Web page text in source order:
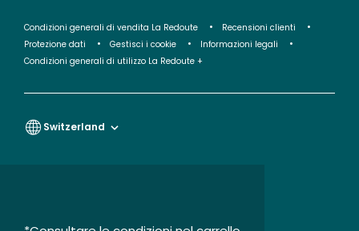
Condizioni generali di vendita La Redoute
Recensioni clienti
Protezione dati
Gestisci i cookie
Informazioni legali
Condizioni generali di utilizzo La Redoute +
Switzerland